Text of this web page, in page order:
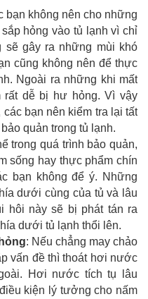
bạn không nên cho những
hỏng vào tủ lạnh vì chỉ
sẽ gây ra những mùi khó
cũng không nên để thực
Ngoài ra những khi mất
rất dễ bị hư hỏng. Vì vậy
bạn nên kiểm tra lại tất
quản trong tủ lạnh.
trong quá trình bảo quản,
sống hay thực phẩm chín
bạn không để ý. Những
dưới cùng của tủ và lâu
hôi này sẽ bị phát tán ra
dưới tủ lạnh thổi lên.
: Nếu chẳng may chảo
vấn đề thì thoát hơi nước
Hơi nước tích tụ lâu
kiện lý tưởng cho nấm